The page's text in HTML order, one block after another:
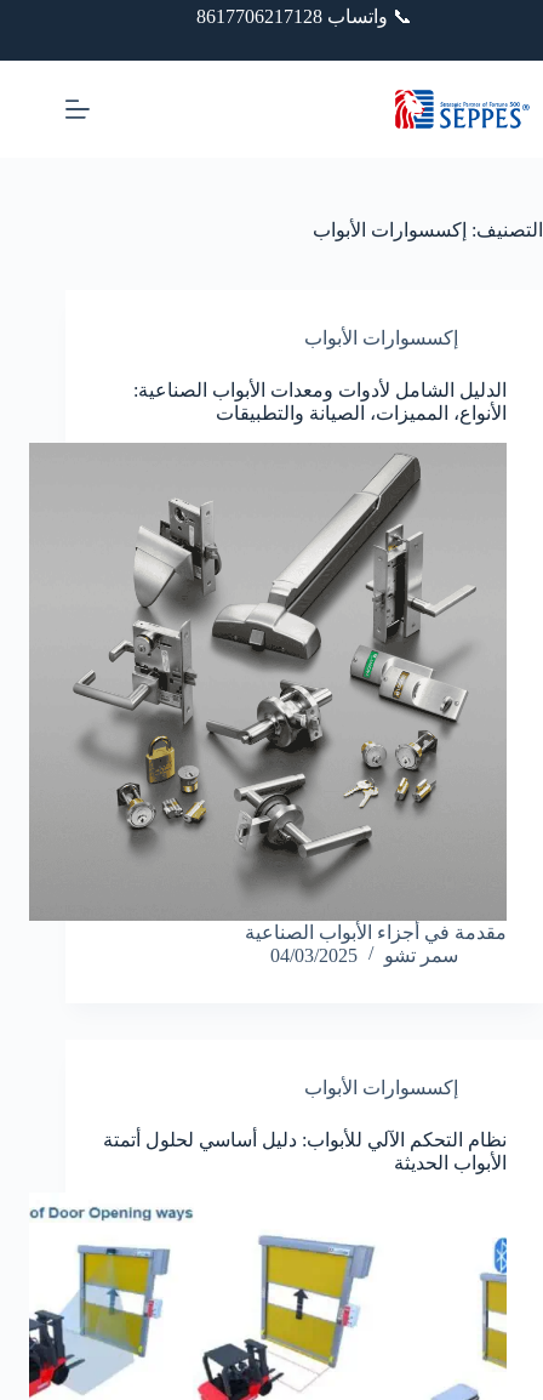
المحتوى
📞 واتساب 8617706217128
التصنيف: إكسسوارات الأبواب
إكسسوارات الأبواب
الدليل الشامل لأدوات ومعدات الأبواب الصناعية:
الأنواع، المميزات، الصيانة والتطبيقات
مقدمة في أجزاء الأبواب الصناعية
سمر تشو
04/03/2025
إكسسوارات الأبواب
نظام التحكم الآلي للأبواب: دليل أساسي لحلول أتمتة
الأبواب الحديثة